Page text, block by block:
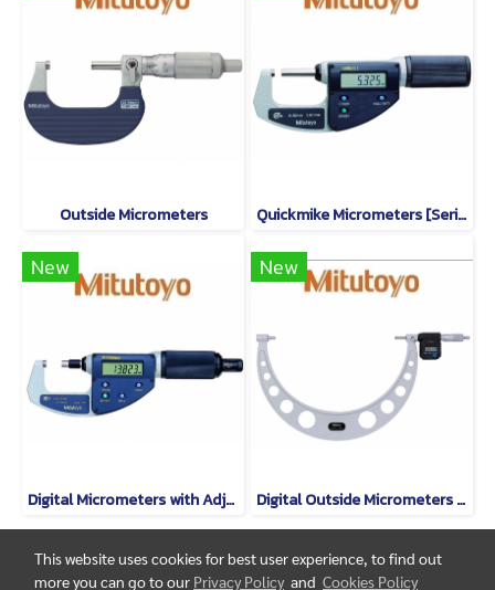
Outside Micrometers Quickmike Micrometers [Series 293]
New
Digital Micrometers with Adjustable Measuring Force [Series 227]
New
Digital Outside Micrometers [Series 293]
This website uses cookies for best user experience, to find out
more you can go to our Privacy Policy and Cookies Policy